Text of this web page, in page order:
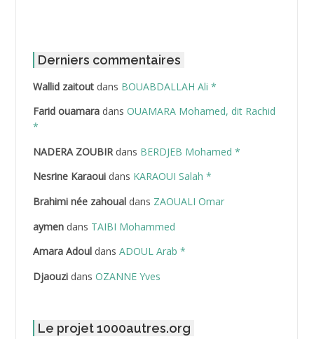
ABDAT Amar
ABDEDDAIM Hamid
ABDELAZIZ Mohamed
ABDELHAFID Lakhdar
ABDELLI Mohamed
ABDELLI Mohamed *
Derniers commentaires
Wallid zaitoutdans BOUABDALLAH Ali *
Farid ouamaradans OUAMARA Mohamed, dit Rachid
*
NADERA ZOUBIRdans BERDJEB Mohamed *
Nesrine Karaouidans KARAOUI Salah *
Brahimi née zahoualdans ZAOUALI Omar
aymendans TAIBI Mohammed
Amara Adouldans ADOUL Arab *
Djaouzidans OZANNE Yves
Le projet 1000autres.org